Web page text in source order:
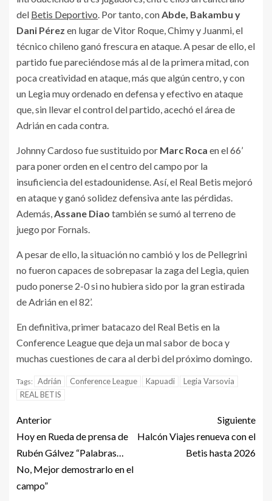
del Betis Deportivo. Por tanto, conAbde, Bakambu y
Dani Pérez en lugar de Vitor Roque, Chimy y Juanmi, el
técnico chileno ganó frescura en ataque. A pesar de ello, el
partido fue pareciéndose más al de la primera mitad, con
poca creatividad en ataque, más que algún centro, y con
un Legia muy ordenado en defensa y efectivo en ataque
que, sin llevar el control del partido, acechó el área de
Adrián en cada contra.
Johnny Cardoso fue sustituido por Marc Roca en el 66’
para poner orden en el centro del campo por la
insuficiencia del estadounidense. Así, el Real Betis mejoró
en ataque y ganó solidez defensiva ante las pérdidas.
Además,Assane Diao también se sumó al terreno de
juego por Fornals.
A pesar de ello, la situación no cambió y los de Pellegrini
no fueron capaces de sobrepasar la zaga del Legia, quien
pudo ponerse 2-0 si no hubiera sido por la gran estirada
de Adrián en el 82’.
En definitiva, primer batacazo del Real Betis en la
Conference League que deja un mal sabor de boca y
muchas cuestiones de cara al derbi del próximo domingo.
Tags: Adrián Conference League Kapuadi
Legia Varsovia
REAL BETIS
Anterior
Hoy en Rueda de prensa de
Rubén Gálvez “Palabras…
No, Mejor demostrarlo en el
campo”
Siguiente
Halcón Viajes renueva con el
Betis hasta 2026